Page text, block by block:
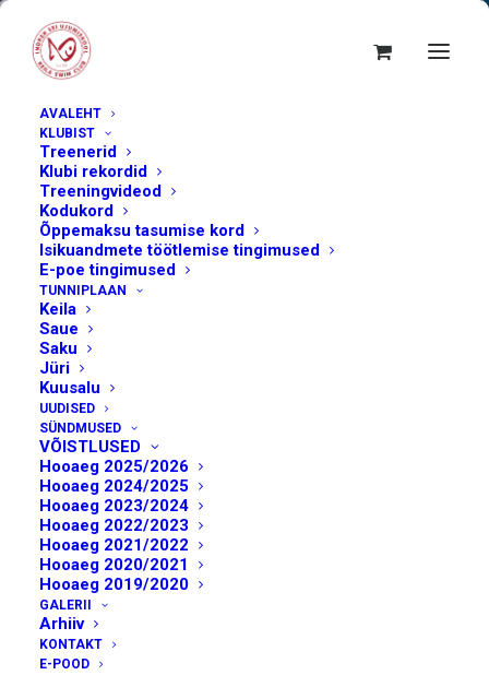
AVALEHT
KLUBIST
Treenerid
Klubi rekordid
Treeningvideod
Kodukord
Õppemaksu tasumise kord
Isikuandmete töötlemise tingimused
E-poe tingimused
TUNNIPLAAN
Keila
Saue
Saku
Jüri
Kuusalu
UUDISED
SÜNDMUSED
VÕISTLUSED
Hooaeg 2025/2026
Hooaeg 2024/2025
Hooaeg 2023/2024
Hooaeg 2022/2023
Hooaeg 2021/2022
Hooaeg 2020/2021
Hooaeg 2019/2020
GALERII
Arhiiv
KONTAKT
E-POOD
Ujumiskooli
Kevadvõistlus 2023